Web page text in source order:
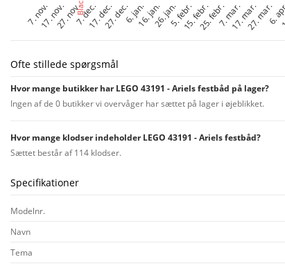
Ofte stillede spørgsmål
Hvor mange butikker har LEGO 43191 - Ariels festbåd på lager?
Ingen af de 0 butikker vi overvåger har sættet på lager i øjeblikket.
Hvor mange klodser indeholder LEGO 43191 - Ariels festbåd?
Sættet består af 114 klodser.
Specifikationer
Modelnr.
Navn
Tema